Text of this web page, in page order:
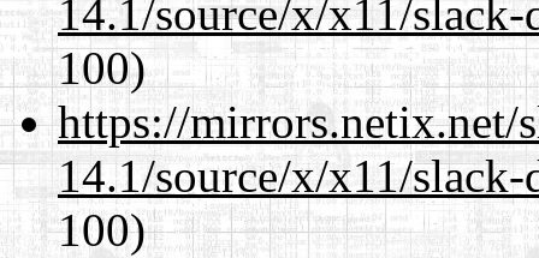
14.1/source/x/x11/
100)
https://mirrors.netix.net/
14.1/source/x/x11/
100)